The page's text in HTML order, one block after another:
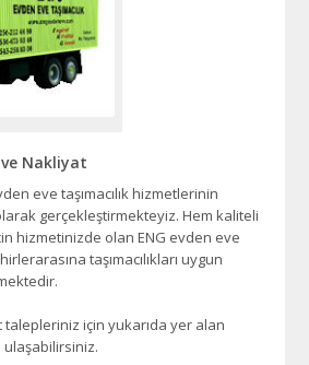
Nakliyat
eve taşımacılık hizmetlerinin
gerçekleştirmekteyiz. Hem kaliteli
hizmetinizde olan ENG evden eve
taşımacılıkları uygun
için yukarıda yer alan